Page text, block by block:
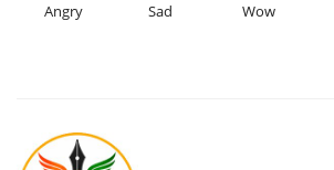
Angry Sad Wow